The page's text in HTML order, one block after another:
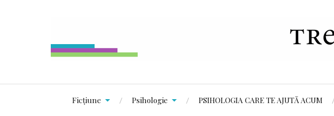
Ficțiune Psihologie PSIHOLOGIA CARE TE AJUTĂ ACUM